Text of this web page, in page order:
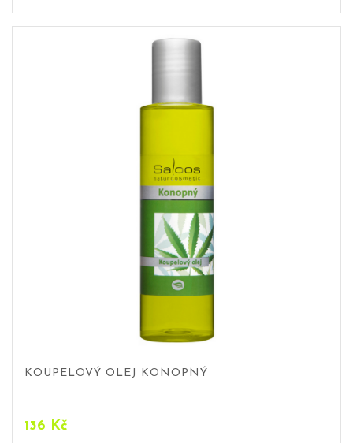
KOUPELOVÝ OLEJ KONOPNÝ
136 Kč